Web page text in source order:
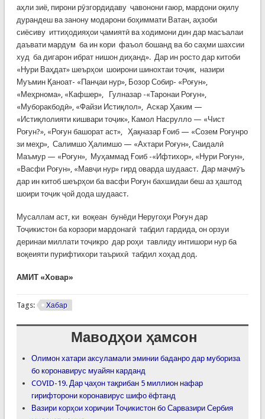
аҳли зиё, пирони рӯзгордидаву ҷавонони ғаюр, мардони оқилу
дурандеш ва занону модарони боҳиммати Ватан, аҳзоби
сиёсиву иттиҳодияҳои ҷамиятӣ ва ходимони дин дар масъалаи
даъвати мардум ба ин кори фаъол бошанд ва бо саҳми шахсии
худ ба дигарон ибрат нишон диҳанд». Дар ин росто дар китоби
«Нури Ваҳдат» шеърҳои шоирони шинохтаи тоҷик, назири
Муъмин Қаноат- «Панҷаи нур», Бозор Собир- «Роғун»,
«Меҳрнома», «Кафшер», Гулназар -«Таронаи Роғун»,
«Муборакбодӣ», «Файзи Истиқлол», Аскар Ҳаким —
«Истиқлолияти кишвари тоҷик», Камол Насрулло — «Чист
Роғун?», «Роғун башорат аст», Ҳақназар Ғоиб — «Созем Роғунро
зи меҳр», Салимшо Ҳалимшо — «Ахтари Роғун», Саидалӣ
Маъмур — «Роғун», Муҳаммад Ғоиб -«Ифтихор», «Нури Роғун»,
«Васфи Роғун», «Мавҷи нур» гирд оварда шудааст. Дар маҷмӯъ
дар ин китоб шеърҳои ба васфи Роғун бахшидаи беш аз ҳаштод
шоири тоҷик ҷой дода шудааст.
Мусаллам аст, ки воқеан бунёди Неругоҳи Роғун дар
Тоҷикистон ба корзори мардонагӣ табдил гардида, он орзуи
деринаи миллати тоҷикро дар роҳи тавлиду интишори нур ба
воқеияти пурифтихори таърихӣ табдил хоҳад дод.
АМИТ «Ховар»
Tags: Хабар
Маводҳои ҳамсон
Олимон хатари аксуламали эминии баданро дар мубориза
бо коронавирус муайян карданд
COVID-19. Дар ҷаҳон тақрибан 5 миллион нафар
гирифторони коронавирус шифо ёфтанд
Вазири корҳои хориҷии Тоҷикистон бо Сарвазири Сербия